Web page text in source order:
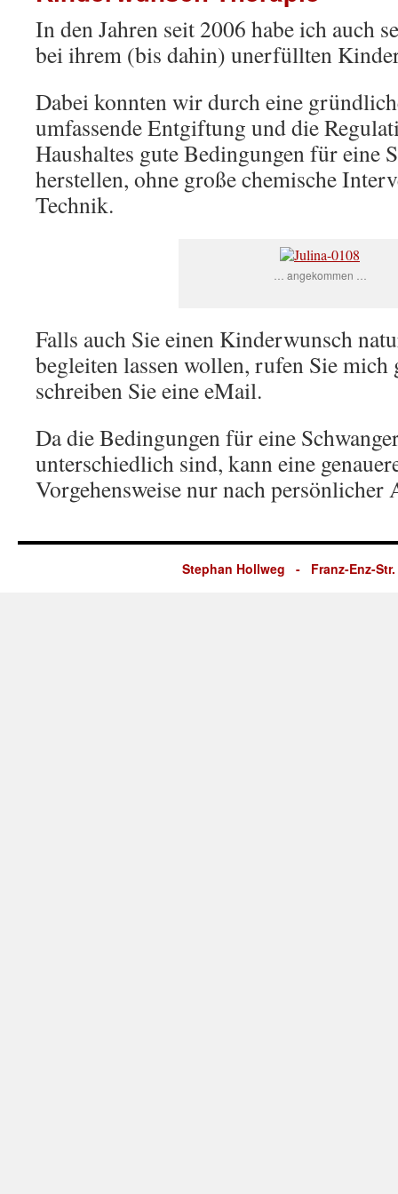
In den Jahren seit 2006 habe ich auch
bei ihrem (bis dahin) unerfüllten
Dabei konnten wir durch eine
umfassende Entgiftung und die
Haushaltes gute Bedingungen für eine
herstellen, ohne große chemische
Technik.
… angekommen …
Falls auch Sie einen Kinderwunsch
begleiten lassen wollen, rufen Sie mich
schreiben Sie eine eMail.
Da die Bedingungen für eine
unterschiedlich sind, kann eine
Vorgehensweise nur nach persönlicher
Stephan Hollweg - Franz-Enz-